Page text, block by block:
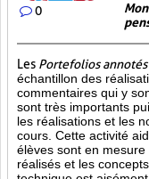
0
Les Portefolios annotés
échantillon des
commentaires qui y
sont très importants
les réalisations et les
cours. Cette activité
élèves sont en
réalisés et les